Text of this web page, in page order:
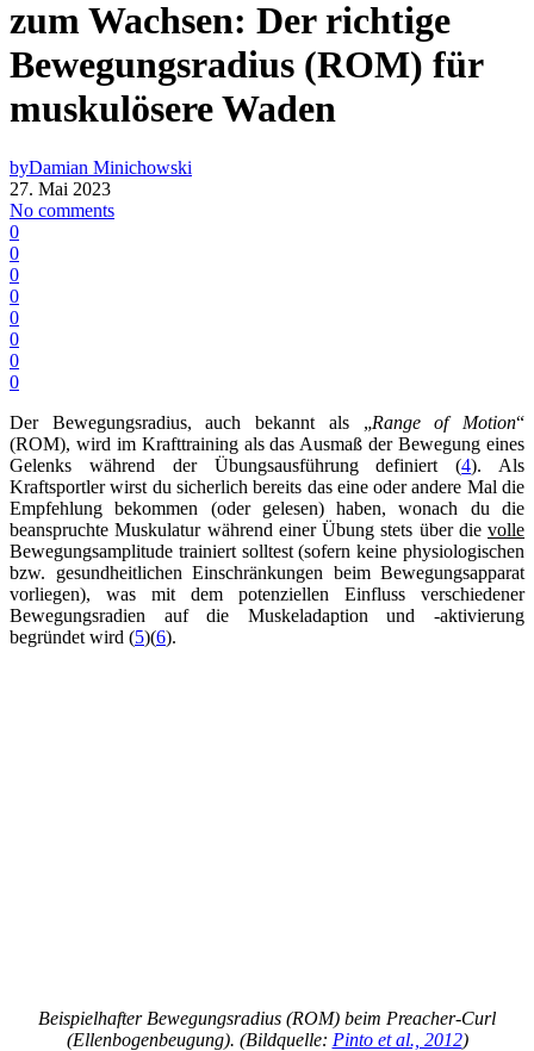
zum Wachsen: Der richtige
Bewegungsradius (ROM) für
muskulösere Waden
byDamian Minichowski
27. Mai 2023
No comments
0
0
0
0
0
0
0
0
Der Bewegungsradius, auch bekannt als „Range of Motion“
(ROM), wird im Krafttraining als das Ausmaß der Bewegung eines
Gelenks während der Übungsausführung definiert (4). Als
Kraftsportler wirst du sicherlich bereits das eine oder andere Mal die
Empfehlung bekommen (oder gelesen) haben, wonach du die
beanspruchte Muskulatur während einer Übung stets über die volle
Bewegungsamplitude trainiert solltest (sofern keine physiologischen
bzw. gesundheitlichen Einschränkungen beim Bewegungsapparat
vorliegen), was mit dem potenziellen Einfluss verschiedener
Bewegungsradien auf die Muskeladaption und -aktivierung
begründet wird (5)(6).
Beispielhafter Bewegungsradius (ROM) beim Preacher-Curl
(Ellenbogenbeugung). (Bildquelle: Pinto et al., 2012)